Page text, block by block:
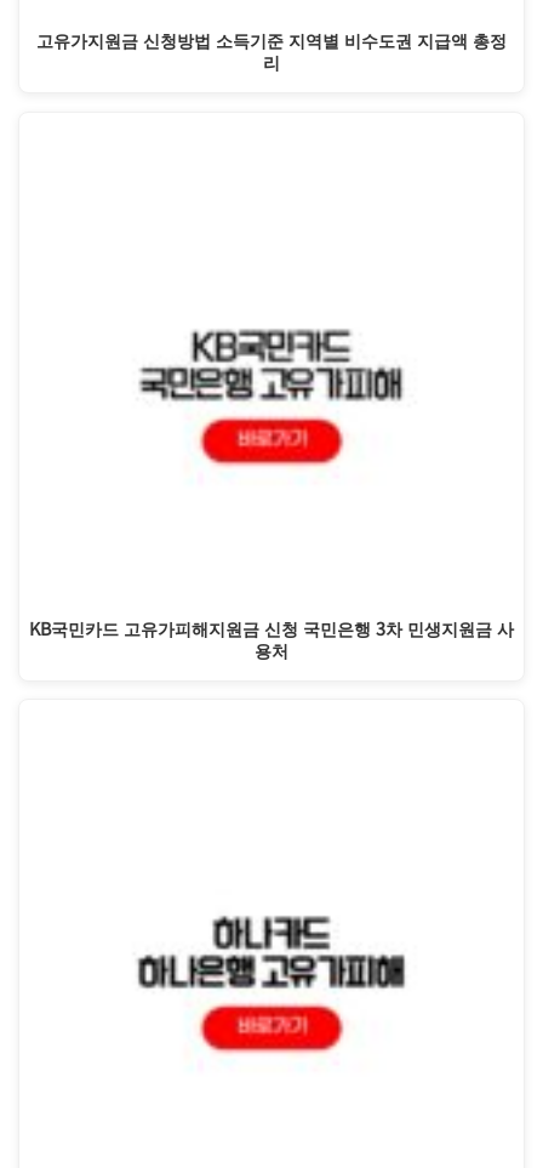
고유가지원금 신청방법 소득기준 지역별 비수도권 지급액 총정
리
KB국민카드 고유가피해지원금 신청 국민은행 3차 민생지원금 사
용처